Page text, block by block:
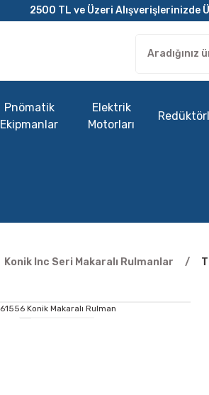
2500 TL ve Üzeri Alışverişlerinizde
Pnömatik
Ekipmanlar
Elektrik
Motorları
Konik Inc Seri Makaralı Rulmanlar